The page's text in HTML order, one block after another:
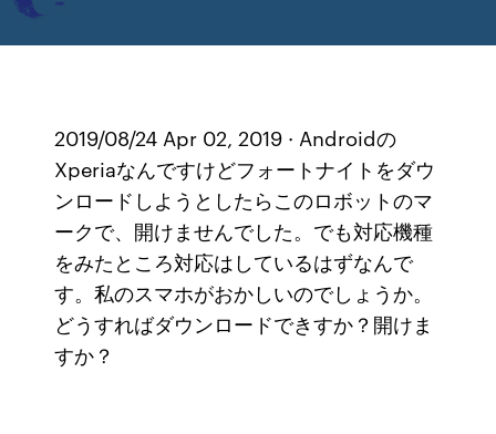
2019/08/24 Apr 02, 2019 · Androidの
Xperiaなんですけどフォートナイトをダウ
ンロードしようとしたらこのロボットのマ
ークで、開けませんでした。でも対応機種
をみたところ対応はしているはずなんで
す。私のスマホがおかしいのでしょうか。
どうすればダウンロードできすか？開けま
すか？